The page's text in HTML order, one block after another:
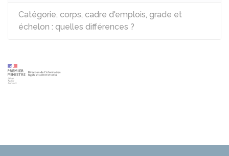
Catégorie, corps, cadre d'emplois, grade et
échelon : quelles différences ?